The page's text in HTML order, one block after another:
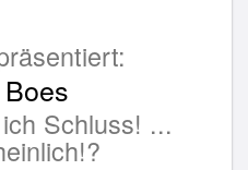
Schluss! ...